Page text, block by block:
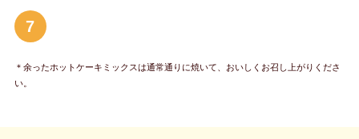
7
＊余ったホットケーキミックスは通常通りに焼いて、おいしくお召し上がりくださ
い。